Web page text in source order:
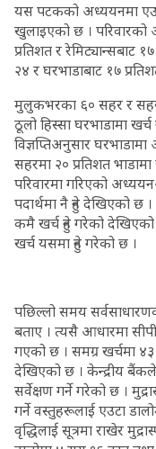
यस पटकको अध्ययनमा
खुलाइएको छ । परिवारको
प्रतिशत र रेमिट्यान्सबाट
२४ र घरभाडाबाट १७
मुलुकभरका ६० सहर र
ठूलो हिस्सा घरभाडामा खर्च
विज्ञप्तिअनुसार
सहरमा २० प्रतिशत
परिवारमा गरिएको
पदार्थमा नै हुने देखिएको छ
कमै खर्च हुने गरेको
खर्च यसमा हुने गरेको छ ।
पछिल्लो समय
बताए । त्यसै आधारमा
गएको छ । समग्र खर्चमा ४३
देखिएको छ । केन्द्रीय
सर्वेक्षण गर्ने गरेको छ ।
गर्ने वस्तुहरूलाई एउटा
वृद्धिलाई सूत्रमा राखेर